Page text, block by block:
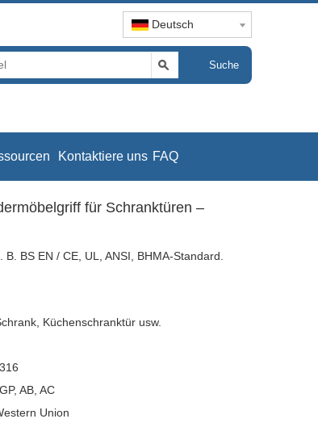
Deutsch
Suche
Kontaktiere uns FAQ
für Schranktüren –
BS EN / CE, UL, ANSI, BHMA-Standard.
Küchenschranktür usw.
AB, AC
Union